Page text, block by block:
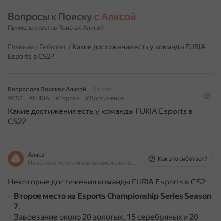
Вопросы к Поиску с Алисой
Примеры ответов Поиска с Алисой
Главная / Гейминг / Какие достижения есть у команды FURIA
Esports в CS2?
Вопрос для Поиска с Алисой
21 мая
#CS2
#FURIA #Esports #Достижения
Какие достижения есть у команды FURIA Esports в
CS2?
Алиса
На основе источников, возможны неточности
Как это работает?
Некоторые достижения команды FURIA Esports в CS2:
Второе место на Esports Championship Series Season
7.
Завоевание около 20 золотых, 15 серебряных и 20